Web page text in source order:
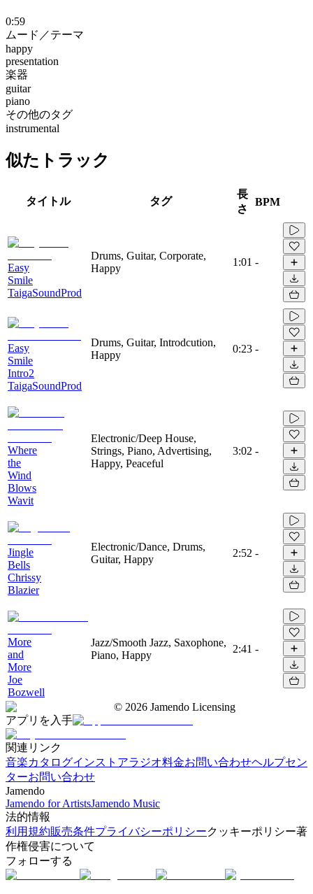
0:59
ムード／テーマ
happy
presentation
楽器
guitar
piano
その他のタグ
instrumental
似たトラック
タイトル タグ
長
さ
BPM
Easy
Smile
TaigaSoundProd
Drums, Guitar, Corporate,
Happy
1:01 -
Easy
Smile
Intro2
TaigaSoundProd
Drums, Guitar, Introdcution,
Happy
0:23 -
Where
the
Wind
Blows
Wavit
Electronic/Deep House,
Strings, Piano, Advertising,
Happy, Peaceful
3:02 -
Jingle
Bells
Chrissy
Blazier
Electronic/Dance, Drums,
Guitar, Happy
2:52 -
More
and
More
Joe
Bozwell
Jazz/Smooth Jazz, Saxophone,
Piano, Happy
2:41 -
© 2026 Jamendo Licensing
アプリを入手
関連リンク
音楽カタログインストアラジオ料金お問い合わせヘルプセン
ターお問い合わせ
Jamendo
Jamendo for ArtistsJamendo Music
法的情報
利用規約販売条件プライバシーポリシークッキーポリシー著
作権侵害について
フォローする